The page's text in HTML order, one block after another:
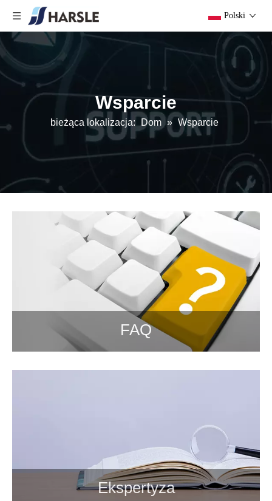
Polski
Wsparcie
bieżąca lokalizacja: Dom » Wsparcie
FAQ
Ekspertyza